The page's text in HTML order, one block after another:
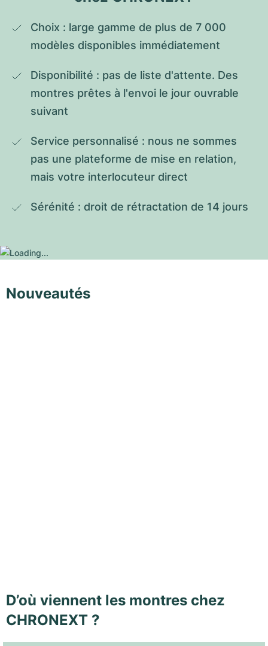
Choix : large gamme de plus de 7 000
modèles disponibles immédiatement
Disponibilité : pas de liste d'attente. Des
montres prêtes à l'envoi le jour ouvrable
suivant
Service personnalisé : nous ne sommes
pas une plateforme de mise en relation,
mais votre interlocuteur direct
Sérénité : droit de rétractation de 14 jours
Nouveautés
D’où viennent les montres chez
CHRONEXT ?